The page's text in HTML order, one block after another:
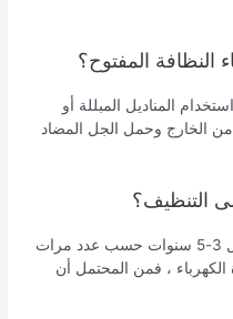
المفتوح؟
المناديل المبللة أو
من الخارج وحمل الجل المضاد
التنظيف؟
أنت بحاجة إلى تنظيف مكيف الهواء كل 3-5 سنوات حسب عدد مرات
، فمن المحتمل أن